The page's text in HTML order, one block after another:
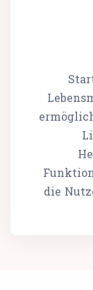
die